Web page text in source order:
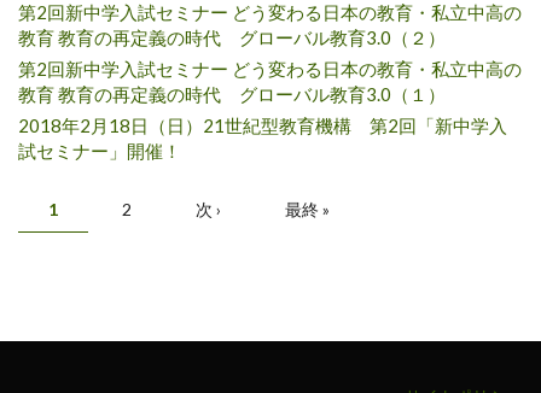
第2回新中学入試セミナー どう変わる日本の教育・私立中高の
教育 教育の再定義の時代 グローバル教育3.0（２）
第2回新中学入試セミナー どう変わる日本の教育・私立中高の
教育 教育の再定義の時代 グローバル教育3.0（１）
2018年2月18日（日）21世紀型教育機構 第2回「新中学入
試セミナー」開催！
Pages
1 2 次 › 最終 »